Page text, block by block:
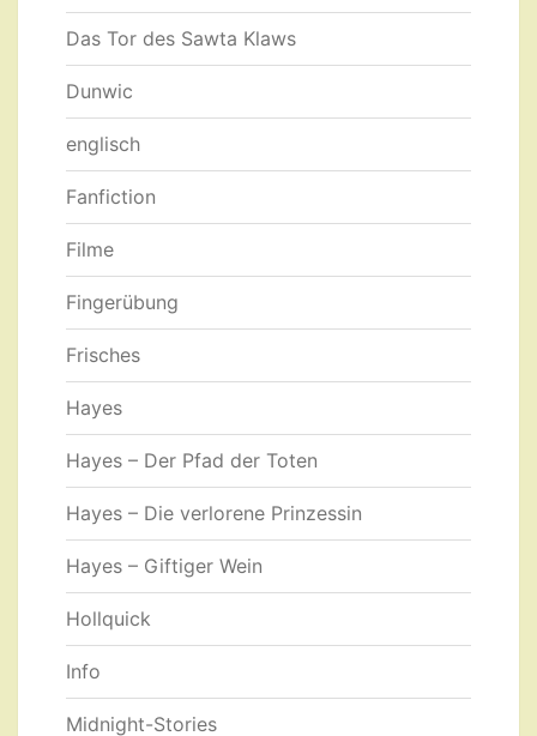
Das Tor des Sawta Klaws
Dunwic
englisch
Fanfiction
Filme
Fingerübung
Frisches
Hayes
Hayes – Der Pfad der Toten
Hayes – Die verlorene Prinzessin
Hayes – Giftiger Wein
Hollquick
Info
Midnight-Stories